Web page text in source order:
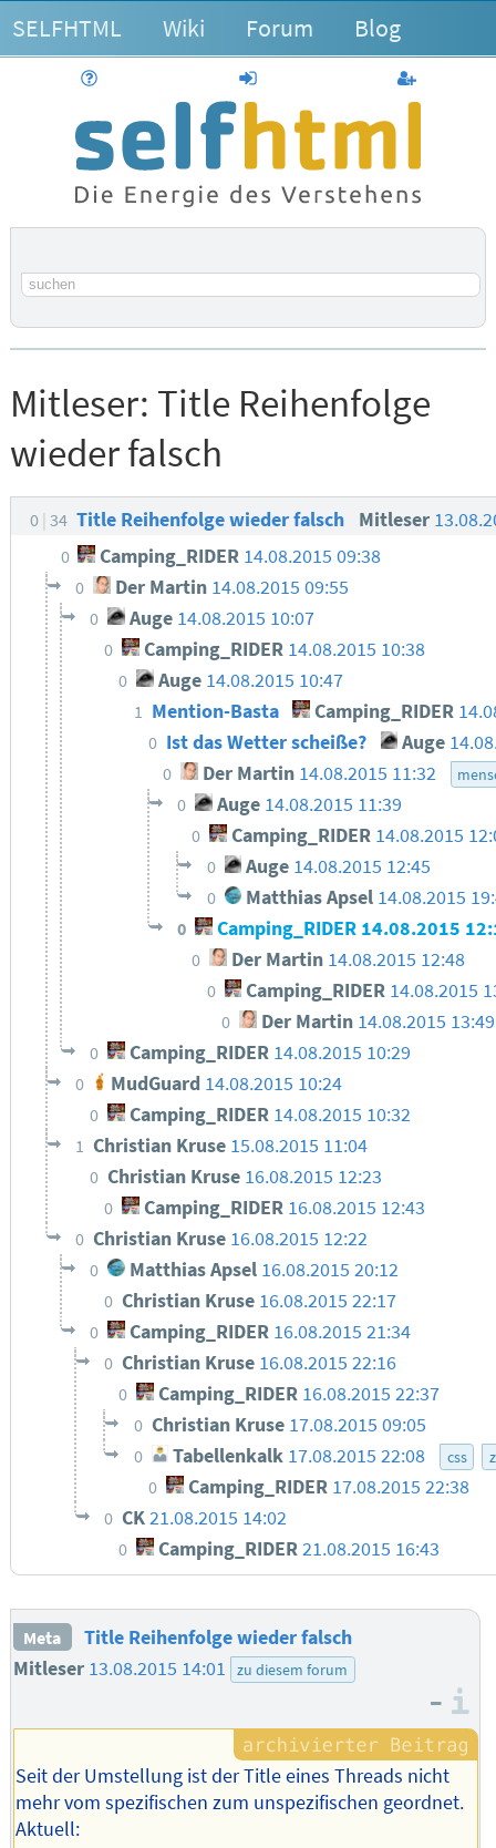
SELFHTML Wiki Forum Blog
anmelden
Suchbegriff
Mitleser: Title Reihenfolge
wieder falsch
0 34 Title Reihenfolge wieder falsch Mitleser
0 Camping_RIDER 14.08.2015 09:38
0 Der Martin 14.08.2015 09:55
0 Auge 14.08.2015 10:07
0 Camping_RIDER 14.08.2015 10:38
0 Auge 14.08.2015 10:47
1 Mention-Basta Camping_RIDER
0 Ist das Wetter scheiße? Auge
0 Der Martin 14.08.2015 11:32
0 Auge 14.08.2015 11:39
0 Camping_RIDER 14.08.2015
0 Auge 14.08.2015 12:45
0 Matthias Apsel 14.08.2015
0 Camping_RIDER 14.08.2015
0 Der Martin 14.08.2015 12:48
0 Camping_RIDER 14.08.2015
0 Der Martin 14.08.2015 13:49
0 Camping_RIDER 14.08.2015 10:29
0 MudGuard 14.08.2015 10:24
0 Camping_RIDER 14.08.2015 10:32
1 Christian Kruse 15.08.2015 11:04
0 Christian Kruse 16.08.2015 12:23
0 Camping_RIDER 16.08.2015 12:43
0 Christian Kruse 16.08.2015 12:22
0 Matthias Apsel 16.08.2015 20:12
0 Christian Kruse 16.08.2015 22:17
0 Camping_RIDER 16.08.2015 21:34
0 Christian Kruse 16.08.2015 22:16
0 Camping_RIDER 16.08.2015 22:37
0 Christian Kruse 17.08.2015 09:05
0 Tabellenkalk 17.08.2015 22:08 css
0 Camping_RIDER 17.08.2015 22:38
0 CK21.08.2015 14:02
0 Camping_RIDER21.08.2015 16:43
Meta
Title Reihenfolge wieder falsch
Mitleser 13.08.2015 14:01 zu diesem forum
–
Seit der Umstellung ist der Title eines Threads nicht
mehr vom spezifischen zum unspezifischen geordnet.
Aktuell: